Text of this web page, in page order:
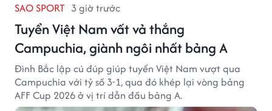
SAO SPORT 3 giờ trước
Tuyển Việt Nam vất vả thắng
Campuchia, giành ngôi nhất bảng A
Đình Bắc lập cú đúp giúp tuyển Việt Nam vượt qua
Campuchia với tỷ số 3-1, qua đó khép lại vòng bảng
AFF Cup 2026 ở vị trí dẫn đầu bảng A.